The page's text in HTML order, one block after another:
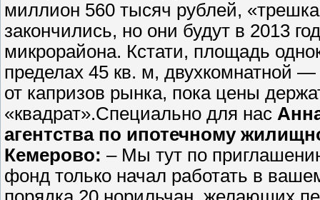
миллион 560 тысяч рублей,
закончились, но они будут в 2013
микрорайона. Кстати, площадь
пределах 45 кв. м, двухкомнатной
от капризов рынка, пока цены
«квадрат».Специально для нас
агентства по ипотечному
Кемерово: – Мы тут по
фонд только начал работать в